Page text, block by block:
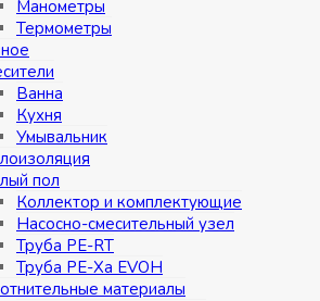
Манометры
Термометры
Ванна
Кухня
Умывальник
пол
Коллектор и комплектующие
Насосно-смесительный узел
Труба PE-RT
Труба PE-Xa EVOH
материалы